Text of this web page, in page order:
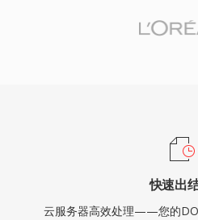
快速出
云服务器高效处理——您的